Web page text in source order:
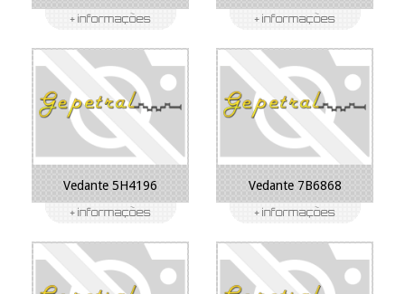
Vedante 5H4196 Vedante 7B6868